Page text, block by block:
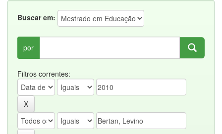
Buscar em:
por
Filtros correntes: